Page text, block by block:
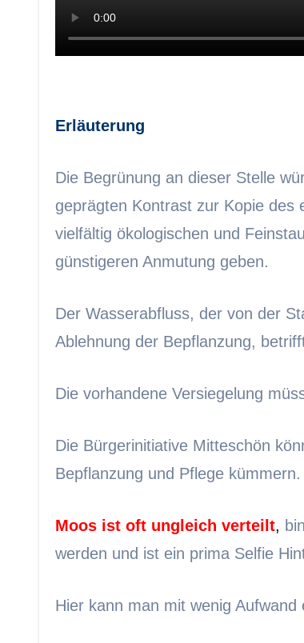
Erläuterung
Die Begrünung an dieser Stelle
geprägten Kontrast zur Kopie des
vielfältig ökologischen und
günstigeren Anmutung geben.
Der Wasserabfluss, der von der
Ablehnung der Bepflanzung,
Die vorhandene Versiegelung
Die Bürgerinitiative Mitteschön
Bepflanzung und Pflege kümmern.
Moos ist oft ungleich verteilt,
werden und ist ein prima Selfie
Hier kann man mit wenig